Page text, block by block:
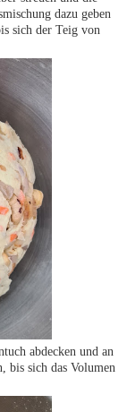
dazu geben
sich der Teig von
abdecken und an
bis sich das Volumen